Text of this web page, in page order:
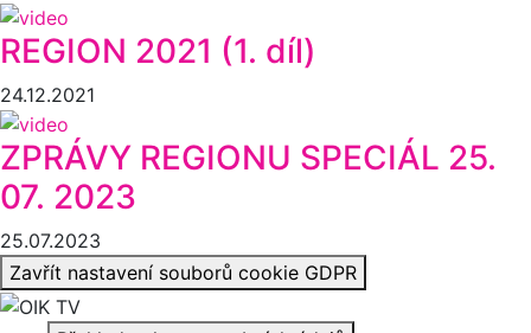
REGION 2021 (1. díl)
24.12.2021
ZPRÁVY REGIONU SPECIÁL 25.
07. 2023
25.07.2023
Zavřít nastavení souborů cookie GDPR